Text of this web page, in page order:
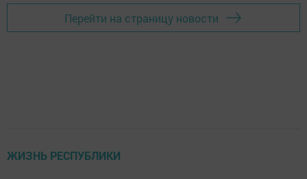
Перейти на страницу новости
ЖИЗНЬ РЕСПУБЛИКИ